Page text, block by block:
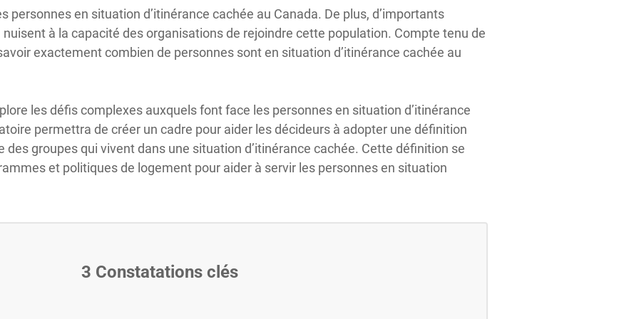
personnes en situation d’itinérance cachée au Canada. De plus, d’importants
à la capacité des organisations de rejoindre cette population. Compte tenu de
exactement combien de personnes sont en situation d’itinérance cachée au
les défis complexes auxquels font face les personnes en situation d’itinérance
permettra de créer un cadre pour aider les décideurs à adopter une définition
groupes qui vivent dans une situation d’itinérance cachée. Cette définition se
et politiques de logement pour aider à servir les personnes en situation
3 Constatations clés